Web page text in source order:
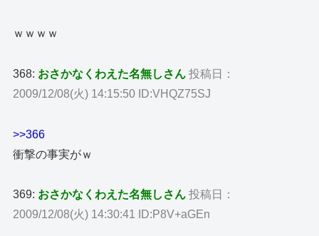
ｗｗｗｗ
368: おさかなくわえた名無しさん 投稿日：
2009/12/08(火) 14:15:50 ID:VHQZ75SJ
>>366
衝撃の事実がｗ
369: おさかなくわえた名無しさん 投稿日：
2009/12/08(火) 14:30:41 ID:P8V+aGEn